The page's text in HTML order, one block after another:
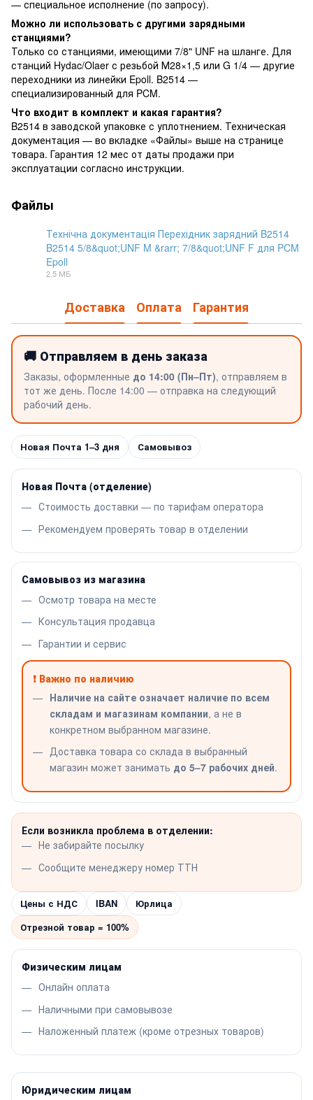
— специальное исполнение (по запросу).
Можно ли использовать с другими зарядными
станциями?
Только со станциями, имеющими 7/8" UNF на шланге. Для
станций Hydac/Olaer с резьбой М28×1,5 или G 1/4 — другие
переходники из линейки Epoll. B2514 —
специализированный для PCM.
Что входит в комплект и какая гарантия?
B2514 в заводской упаковке с уплотнением. Техническая
документация — во вкладке «Файлы» выше на странице
товара. Гарантия 12 мес от даты продажи при
эксплуатации согласно инструкции.
Файлы
Технічна документація Перехідник зарядний B2514
B2514 5/8&quot;UNF M &rarr; 7/8&quot;UNF F для PCM
Epoll
2.5 МБ
Доставка Оплата Гарантия
🚚 Отправляем в день заказа
Заказы, оформленные до 14:00 (Пн–Пт), отправляем в
тот же день. После 14:00 — отправка на следующий
рабочий день.
Новая Почта 1–3 дня Самовывоз
Новая Почта (отделение)
Стоимость доставки — по тарифам оператора
Рекомендуем проверять товар в отделении
Самовывоз из магазина
Осмотр товара на месте
Консультация продавца
Гарантии и сервис
❗ Важно по наличию
Наличие на сайте означает наличие по всем
складам и магазинам компании, а не в
конкретном выбранном магазине.
Доставка товара со склада в выбранный
магазин может занимать до 5–7 рабочих дней.
Если возникла проблема в отделении:
Не забирайте посылку
Сообщите менеджеру номер ТТН
Цены с НДС IBAN
Юрлица
Отрезной товар = 100%
Физическим лицам
Онлайн оплата
Наличными при самовывозе
Наложенный платеж (кроме отрезных товаров)
Юридическим лицам